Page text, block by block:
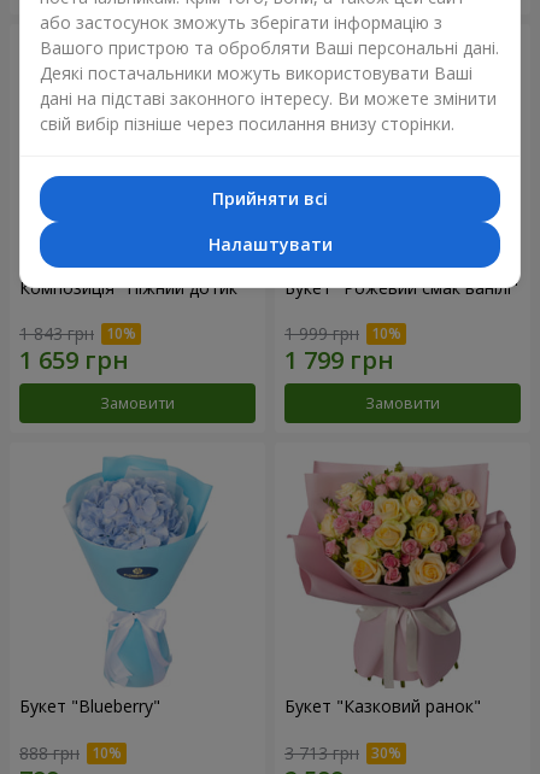
Композиція "Ніжний дотик"
1 843 грн
Замовити
Букет "Рожевий смак ванілі"
1 999 грн
Замовити
Букет "Blueberry"
888 грн
Букет "Казковий ранок"
3 713 грн
або застосунок зможуть зберігати інформацію з
Вашого пристрою та обробляти Ваші персональні дані.
Деякі постачальники можуть використовувати Ваші
дані на підставі законного інтересу. Ви можете змінити
свій вибір пізніше через посилання внизу сторінки.
Прийняти всі
Налаштувати